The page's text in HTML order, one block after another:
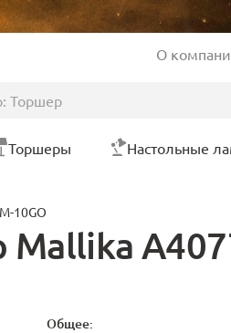
О
Торшеры Настольные
10GO
Общее: